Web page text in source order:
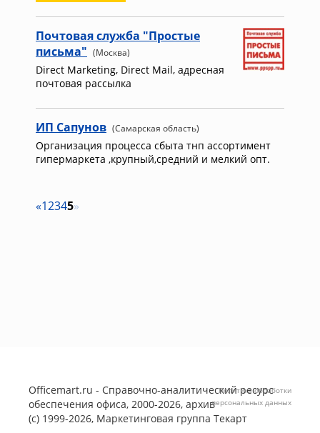
Почтовая служба "Простые
письма" (Москва)
Direct Marketing, Direct Mail, адресная
почтовая рассылка
ИП Сапунов (Самарская область)
Организация процесса сбыта тнп ассортимент
гипермаркета ,крупный,средний и мелкий опт.
«12345»
Officemart.ru - Справочно-аналитический ресурс
обеспечения офиса, 2000-2026, архив
(с) 1999-2026, Маркетинговая группа Текарт
Политика обработки
персональных данных